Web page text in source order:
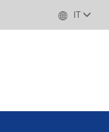
IT